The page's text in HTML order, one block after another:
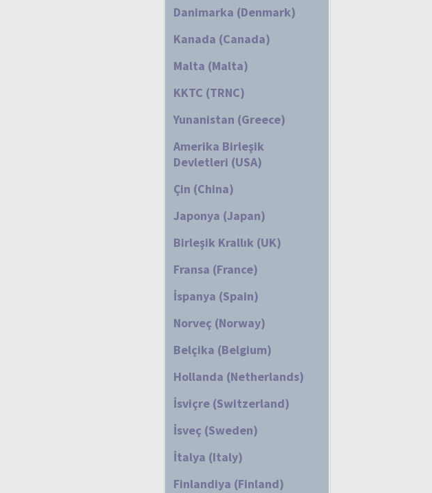
Danimarka (Denmark)
Kanada (Canada)
Malta (Malta)
KKTC (TRNC)
Yunanistan (Greece)
Amerika Birleşik
Devletleri (USA)
Çin (China)
Japonya (Japan)
Birleşik Krallık (UK)
Fransa (France)
İspanya (Spain)
Norveç (Norway)
Belçika (Belgium)
Hollanda (Netherlands)
İsviçre (Switzerland)
İsveç (Sweden)
İtalya (Italy)
Finlandiya (Finland)